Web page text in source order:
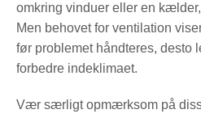
omkring vinduer eller en
Men behovet for ventilation
før problemet håndteres, desto
forbedre indeklimaet.
Vær særligt opmærksom på